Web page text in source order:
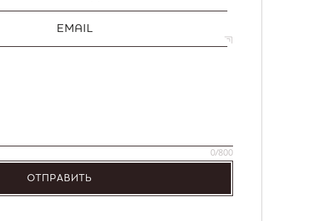
EMAIL
0/800
ОТПРАВИТЬ